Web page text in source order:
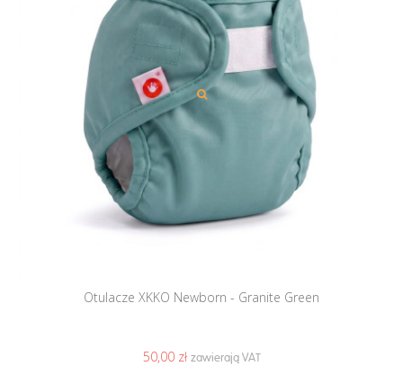
Otulacze XKKO Newborn - Granite Green
50,00 ‎zł